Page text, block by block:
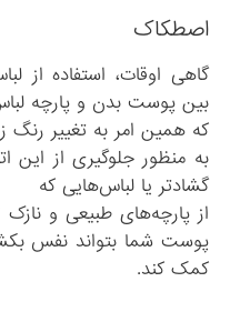
اصطکاک
گاهی اوقات، استفاده
بین پوست بدن و پارچه
که همین امر به تغییر رنگ
به منظور جلوگیری از این
گشادتر یا لباس‌هایی که
از پارچه‌های طبیعی و نازک
پوست شما بتواند نفس
کمک کند.